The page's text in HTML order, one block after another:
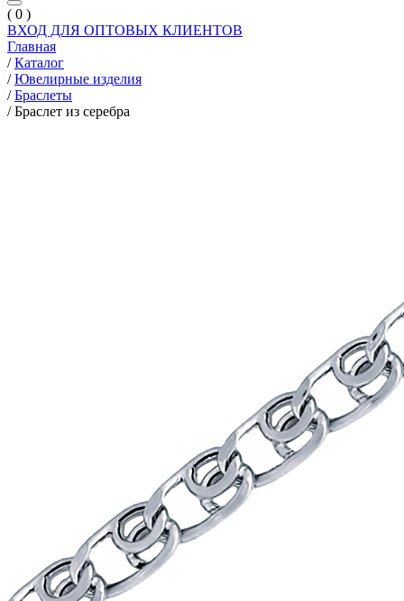
( 0 )
ВХОД ДЛЯ ОПТОВЫХ КЛИЕНТОВ
Главная
/ Каталог
/ Ювелирные изделия
/ Браслеты
/ Браслет из серебра